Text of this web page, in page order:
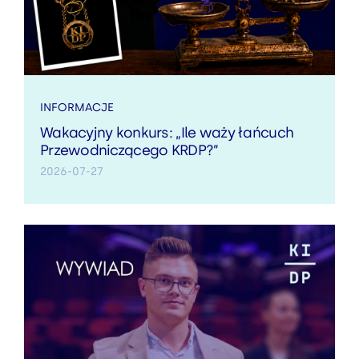
INFORMACJE
Wakacyjny konkurs: „Ile waży łańcuch
Przewodniczącego KRDP?”
2026-07-27